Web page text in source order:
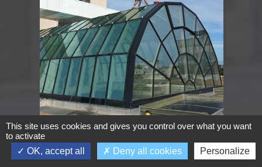
MONTPELLIER HERAULT - 34
This site uses cookies and gives you control over what you want
to activate
OK, accept all
Deny all cookies Personalize